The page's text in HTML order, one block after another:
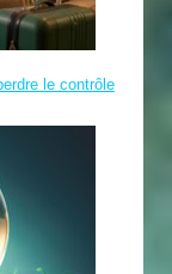
le contrôle